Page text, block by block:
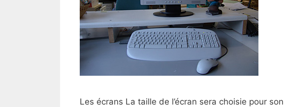
Les écrans La taille de l’écran sera choisie pour